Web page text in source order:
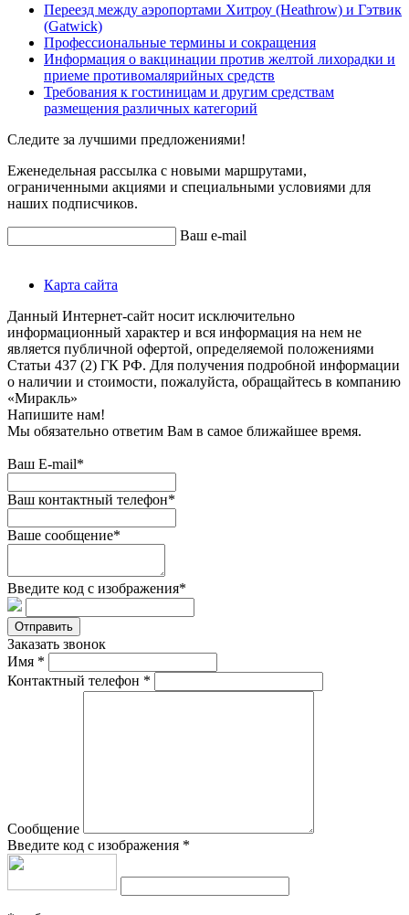
Переезд между аэропортами Хитроу (Heathrow) и Гэтвик
(Gatwick)
Профессиональные термины и сокращения
Информация о вакцинации против желтой лихорадки и
приеме противомалярийных средств
Требования к гостиницам и другим средствам
размещения различных категорий
Следите за лучшими предложениями!
Еженедельная рассылка с новыми маршрутами,
ограниченными акциями и специальными условиями для
наших подписчиков.
Ваш e-mail
Карта сайта
Данный Интернет-сайт носит исключительно
информационный характер и вся информация на нем не
является публичной офертой, определяемой положениями
Статьи 437 (2) ГК РФ. Для получения подробной информации
о наличии и стоимости, пожалуйста, обращайтесь в компанию
«Миракль»
Напишите нам!
Мы обязательно ответим Вам в самое ближайшее время.
Ваш E-mail*
Ваш контактный телефон*
Ваше сообщение*
Введите код с изображения*
Отправить
Заказать звонок
Имя *
Контактный телефон *
Сообщение
Введите код с изображения *